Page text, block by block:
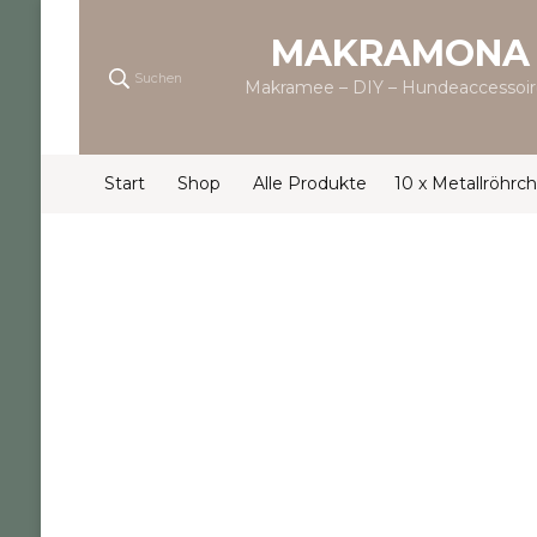
Suchen
MAKRAMONA
Makramee – DIY –
Start Shop Alle Produkte 10 x